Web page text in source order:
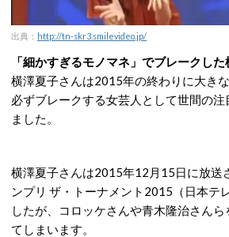
出典： http://tn-skr3.smilevideo.jp/
「細かすぎるモノマネ」でブレークし
横澤夏子さんは2015年の終わりに大き
必ずブレークする女芸人として世間の注
ました。
横澤夏子さんは2015年12月15日に放送
ンプリ ザ・トーナメント2015（日本テ
したが、コロッケさんや青木隆治さん
てしまいます。